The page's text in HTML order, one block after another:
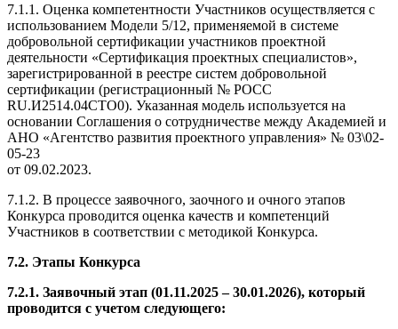
7.1.1. Оценка компетентности Участников осуществляется с
использованием Модели 5/12, применяемой в системе
добровольной сертификации участников проектной
деятельности «Сертификация проектных специалистов»,
зарегистрированной в реестре систем добровольной
сертификации (регистрационный № РОСС
RU.И2514.04СТО0). Указанная модель используется на
основании Соглашения о сотрудничестве между Академией и
АНО «Агентство развития проектного управления» № 03\02-
05-23
от 09.02.2023.
7.1.2. В процессе заявочного, заочного и очного этапов
Конкурса проводится оценка качеств и компетенций
Участников в соответствии с методикой Конкурса.
7.2. Этапы Конкурса
7.2.1. Заявочный этап (01.11.2025 – 30.01.2026), который
проводится с учетом следующего: